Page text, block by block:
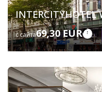
INTERCITYHOTEL
с сайта69,30 EUR